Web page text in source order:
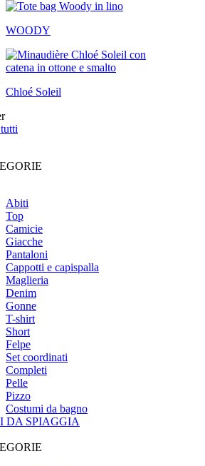
WOODY
Chloé Soleil
Abiti
Top
Camicie
Giacche
Pantaloni
Cappotti e capispalla
Maglieria
Denim
Gonne
T-shirt
Short
Felpe
Set coordinati
Completi
Pelle
Pizzo
Costumi da bagno
DA SPIAGGIA